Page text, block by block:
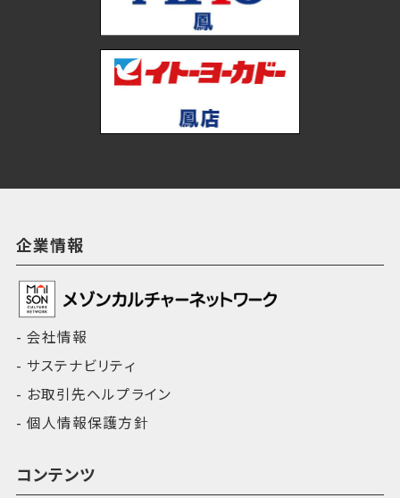
企業情報
会社情報
サステナビリティ
お取引先ヘルプライン
個人情報保護方針
コンテンツ